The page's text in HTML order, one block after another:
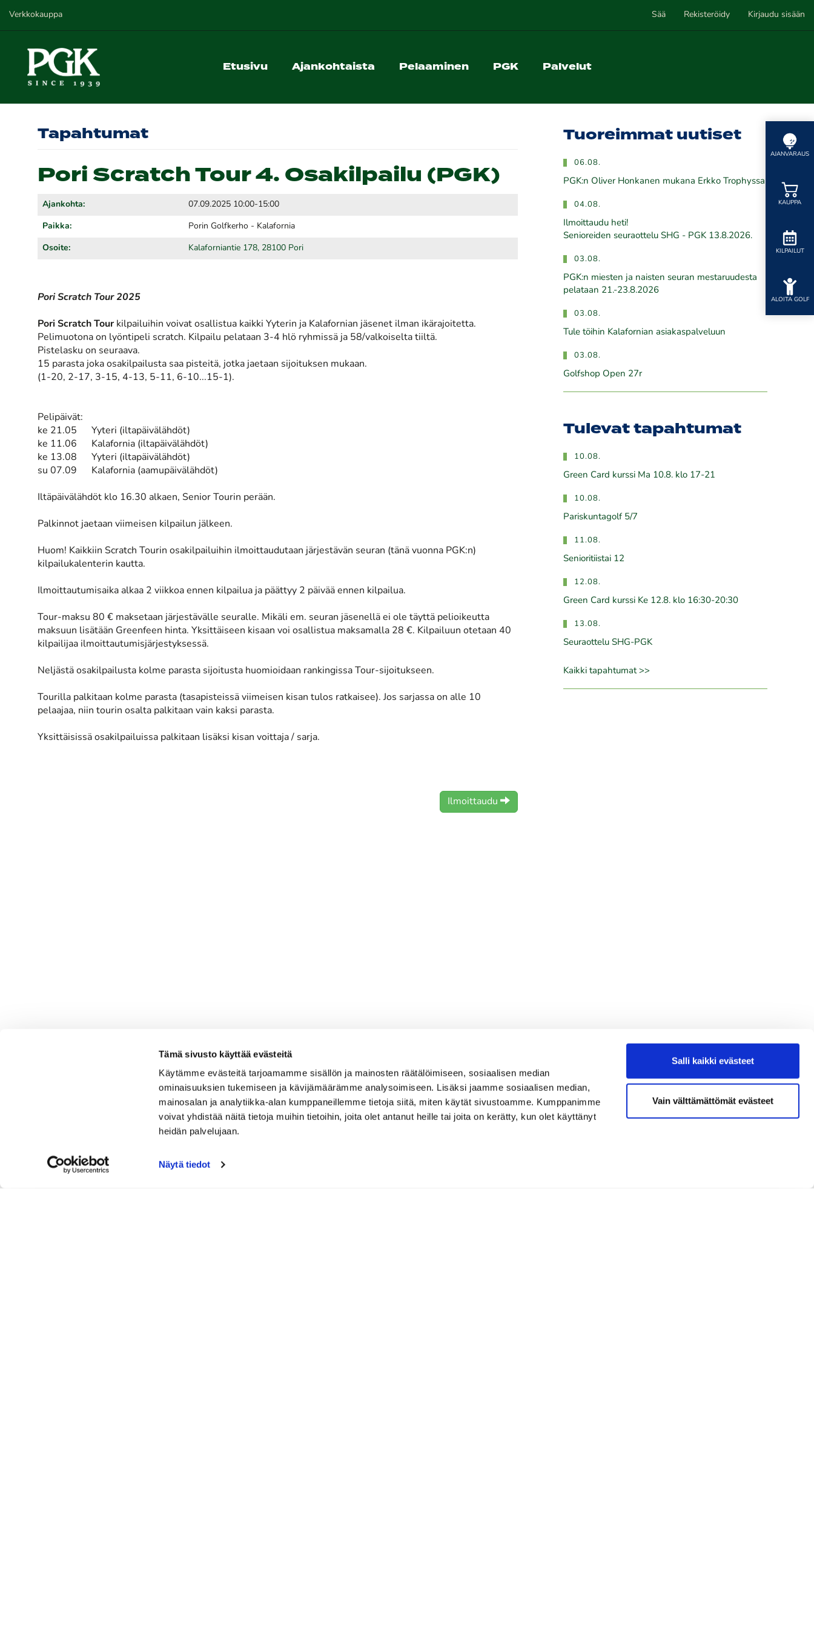
Tämä sivusto käyttää evästeitä
Käytämme evästeitä tarjoamamme sisällön ja mainosten räätälöimiseen, sosiaalisen median
ominaisuuksien tukemiseen ja kävijämäärämme analysoimiseen. Lisäksi jaamme sosiaalisen median,
mainosalan ja analytiikka-alan kumppaneillemme tietoja siitä, miten käytät sivustoamme. Kumppanimme
voivat yhdistää näitä tietoja muihin tietoihin, joita olet antanut heille tai joita on kerätty, kun olet käyttänyt
heidän palvelujaan.
Näytä tiedot
Salli kaikki evästeet
Vain välttämättömät evästeet
Verkkokauppa Sää Rekisteröidy Kirjaudu sisään
Etusivu Ajankohtaista Pelaaminen PGK Palvelut
AJANVARAUS
KAUPPA
KILPAILUT
ALOITA GOLF
Tapahtumat
Pori Scratch Tour 4. Osakilpailu (PGK)
Ajankohta: 07.09.2025 10:00-15:00
Paikka: Porin Golfkerho - Kalafornia
Osoite: Kalaforniantie 178, 28100 Pori
Pori Scratch Tour 2025
Pori Scratch Tour kilpailuihin voivat osallistua kaikki Yyterin ja Kalafornian jäsenet ilman ikärajoitetta.
Pelimuotona on lyöntipeli scratch. Kilpailu pelataan 3-4 hlö ryhmissä ja 58/valkoiselta tiiltä.
Pistelasku on seuraava.
15 parasta joka osakilpailusta saa pisteitä, jotka jaetaan sijoituksen mukaan.
(1-20, 2-17, 3-15, 4-13, 5-11, 6-10...15-1).
Pelipäivät:
ke 21.05 Yyteri (iltapäivälähdöt)
ke 11.06 Kalafornia (iltapäivälähdöt)
ke 13.08 Yyteri (iltapäivälähdöt)
su 07.09 Kalafornia (aamupäivälähdöt)
Iltäpäivälähdöt klo 16.30 alkaen, Senior Tourin perään.
Palkinnot jaetaan viimeisen kilpailun jälkeen.
Huom! Kaikkiin Scratch Tourin osakilpailuihin ilmoittaudutaan järjestävän seuran (tänä vuonna PGK:n)
kilpailukalenterin kautta.
Ilmoittautumisaika alkaa 2 viikkoa ennen kilpailua ja päättyy 2 päivää ennen kilpailua.
Tour-maksu 80 € maksetaan järjestävälle seuralle. Mikäli em. seuran jäsenellä ei ole täyttä pelioikeutta
maksuun lisätään Greenfeen hinta. Yksittäiseen kisaan voi osallistua maksamalla 28 €. Kilpailuun otetaan 40
kilpailijaa ilmoittautumisjärjestyksessä.
Neljästä osakilpailusta kolme parasta sijoitusta huomioidaan rankingissa Tour-sijoitukseen.
Tourilla palkitaan kolme parasta (tasapisteissä viimeisen kisan tulos ratkaisee). Jos sarjassa on alle 10
pelaajaa, niin tourin osalta palkitaan vain kaksi parasta.
Yksittäisissä osakilpailuissa palkitaan lisäksi kisan voittaja / sarja.
Ilmoittaudu
Tuoreimmat uutiset
06.08.
PGK:n Oliver Honkanen mukana Erkko Trophyssa
04.08.
Ilmoittaudu heti!
​​​​​​​Senioreiden seuraottelu SHG - PGK 13.8.2026.
03.08.
PGK:n miesten ja naisten seuran mestaruudesta
pelataan 21.-23.8.2026
03.08.
Tule töihin Kalafornian asiakaspalveluun
03.08.
Golfshop Open 27r
Tulevat tapahtumat
10.08.
Green Card kurssi Ma 10.8. klo 17-21
10.08.
Pariskuntagolf 5/7
11.08.
Senioritiistai 12
12.08.
Green Card kurssi Ke 12.8. klo 16:30-20:30
13.08.
Seuraottelu SHG-PGK
Kaikki tapahtumat >>